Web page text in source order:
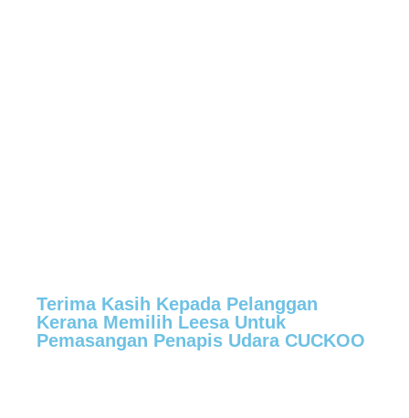
Terima Kasih Kepada Pelanggan
Kerana Memilih Leesa Untuk
Pemasangan Penapis Udara CUCKOO